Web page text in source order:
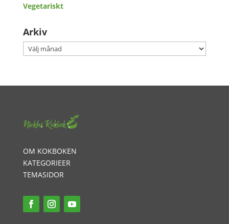
Vegetariskt
Arkiv
Arkiv
OM KOKBOKEN
KATEGORIEER
TEMASIDOR